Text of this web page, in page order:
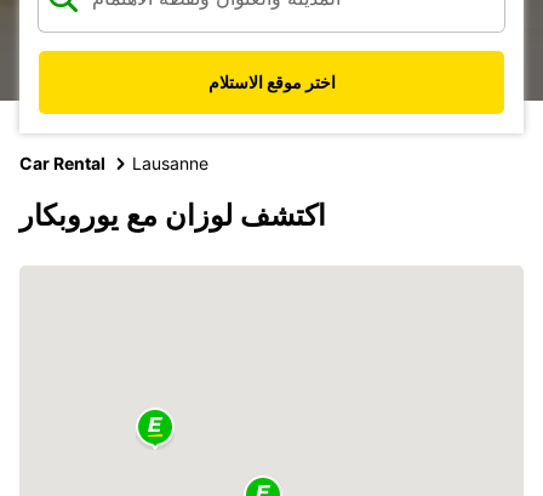
اختر موقع الاستلام
Car Rental Lausanne
اكتشف لوزان مع يوروبكار